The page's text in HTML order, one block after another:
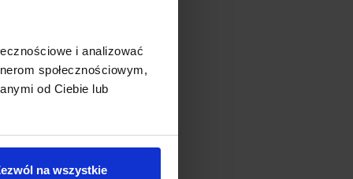
i analizować
społecznościowym,
od Ciebie lub
na wszystkie